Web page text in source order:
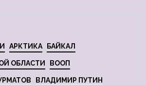
АРКТИКА БАЙКАЛ
ОБЛАСТИ ВООП
ВЛАДИМИР ПУТИН